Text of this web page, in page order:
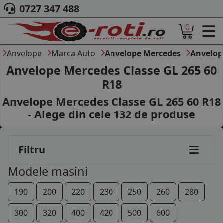
ACASA
DESPRE NOI
ANVELOPE
AUTO
CAMION
MOTO
AGROINDUSTRIALE
CAUTARE DUPA
BLOG
B2B - COLABORARE COMPANII
CONT
0727 347 488
0
Anvelope Marca Auto Anvelope Mercedes
Anvelope Mercedes Classe GL 265 60
R18
Anvelope Mercedes Classe GL 265 60 R18
- Alege din cele 132 de produse
Filtru
Modele masini
190 200 220 230 250 260
280
300
320 400 420 500
600